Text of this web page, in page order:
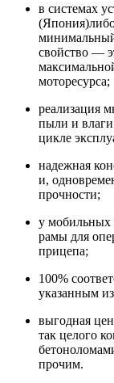
в системах
свойство —
моторесурса;
реализация
пыли и влаги
цикле
надежная
и,
прочности;
у мобильных
рамы для
прицепа;
100%
указанным
выгодная
так целого
прочим.